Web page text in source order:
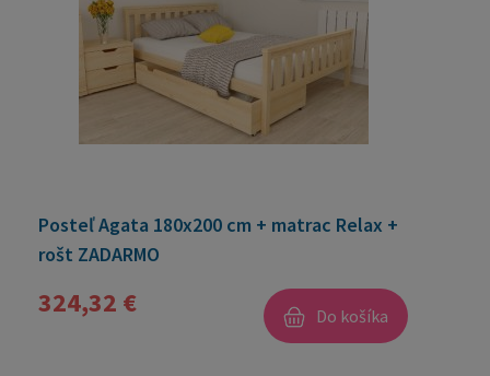
Posteľ Agata 180x200 cm + matrac Relax +
rošt ZADARMO
324,32 € Do košíka